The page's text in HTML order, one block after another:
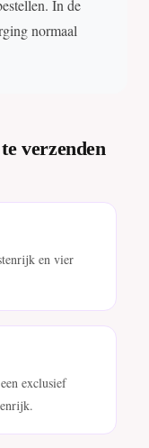
In de
normaal
verzenden
en vier
exclusief